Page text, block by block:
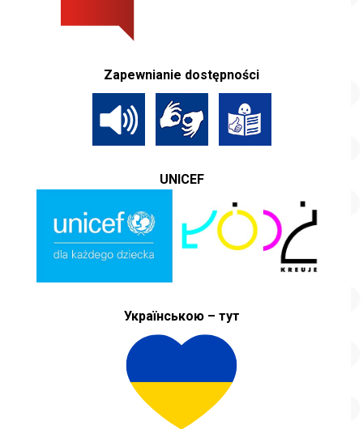
Zapewnianie dostępności
UNICEF
Українською – тут